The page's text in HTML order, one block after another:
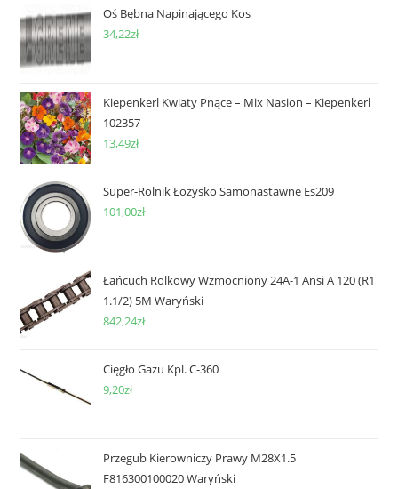
Oś Bębna Napinającego Kos
34,22zł
Kiepenkerl Kwiaty Pnące – Mix Nasion – Kiepenkerl
102357
13,49zł
Super-Rolnik Łożysko Samonastawne Es209
101,00zł
Łańcuch Rolkowy Wzmocniony 24A-1 Ansi A 120 (R1
1.1/2) 5M Waryński
842,24zł
Cięgło Gazu Kpl. C-360
9,20zł
Przegub Kierowniczy Prawy M28X1.5
F816300100020 Waryński